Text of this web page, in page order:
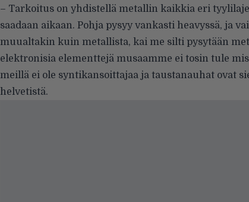
– Tarkoitus on yhdistellä metallin kaikkia eri
saadaan aikaan. Pohja pysyy vankasti heavyssä, ja
muualtakin kuin metallista, kai me silti pysytään
elektronisia elementtejä musaamme ei tosin tule
meillä ei ole syntikansoittajaa ja taustanauhat ovat
helvetistä.